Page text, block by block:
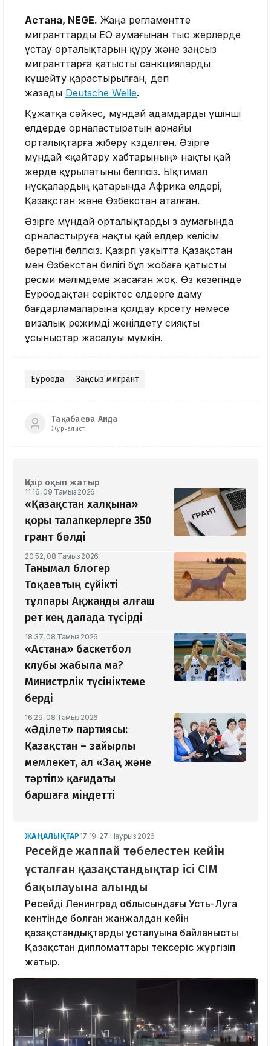
Астана, NEGE. Жаңа регламентте
мигранттарды ЕО аумағынан тыс жерлерде
ұстау орталықтарын құру және заңсыз
мигранттарға қатысты санкцияларды
күшейту қарастырылған, деп
жазады Deutsche Welle.
Құжатқа сәйкес, мұндай адамдарды үшінші
елдерде орналастыратын арнайы
орталықтарға жіберу көзделген. Әзірге
мұндай «қайтару хабтарының» нақты қай
жерде құрылатыны белгісіз. Ықтимал
нұсқалардың қатарында Африка елдері,
Қазақстан және Өзбекстан аталған.
Әзірге мұндай орталықтарды өз аумағында
орналастыруға нақты қай елдер келісім
беретіні белгісіз. Қазіргі уақытта Қазақстан
мен Өзбекстан билігі бұл жобаға қатысты
ресми мәлімдеме жасаған жоқ. Өз кезегінде
Еуроодақтан серіктес елдерге даму
бағдарламаларына қолдау көрсету немесе
визалық режимді жеңілдету сияқты
ұсыныстар жасалуы мүмкін.
Еуроодақ Заңсыз мигрант
Тақабаева Аида
Журналист
Қазір оқып жатыр
11:16, 09 Тамыз 2026
«Қазақстан халқына»
қоры талапкерлерге 350
грант бөлді
20:52, 08 Тамыз 2026
Танымал блогер
Тоқаевтың сүйікті
тұлпары Ақжанды алғаш
рет кең далада түсірді
18:37, 08 Тамыз 2026
«Астана» баскетбол
клубы жабыла ма?
Министрлік түсініктеме
берді
16:29, 08 Тамыз 2026
«Әділет» партиясы:
Қазақстан – зайырлы
мемлекет, ал «Заң және
тәртіп» қағидаты
баршаға міндетті
ЖАҢАЛЫҚТАР 17:19, 27 Наурыз 2026
Ресейде жаппай төбелестен кейін
ұсталған қазақстандықтар ісі СІМ
бақылауына алынды
Ресейдің Ленинград облысындағы Усть-Луга
кентінде болған жанжалдан кейін
қазақстандықтардың ұсталуына байланысты
Қазақстан дипломаттары тексеріс жүргізіп
жатыр.